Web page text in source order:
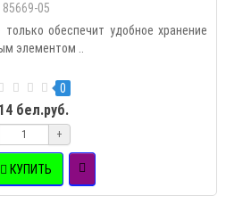
85669-05
обеспечит удобное хранение
элементом ..
0
бел.руб.
+
КУПИТЬ